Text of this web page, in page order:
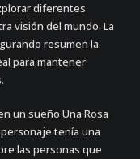
diferentes
visión del mundo. La
resumen la
para mantener
un sueño Una Rosa
tenía una
las personas que